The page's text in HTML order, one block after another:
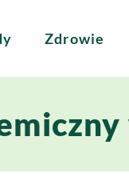
Zdrowie